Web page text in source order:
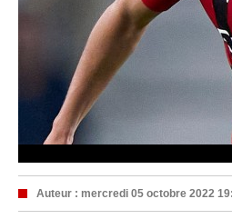
Auteur : mercredi 05 octobre 2022